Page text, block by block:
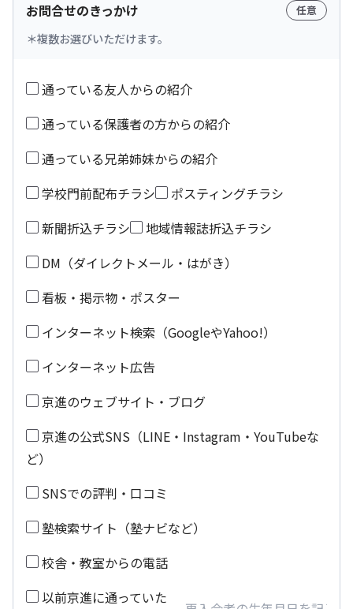
お問合せのきっかけ 任意
複数お選びいただけます。
通っている友人からの紹介
通っている保護者の方からの紹介
通っている兄弟姉妹からの紹介
学校門前配布チラシ
ポスティングチラシ
新聞折込チラシ
地域情報誌折込チラシ
DM（ダイレクトメール・はがき）
看板・掲示物・ポスター
インターネット検索（GoogleやYahoo!）
インターネット広告
京進のウェブサイト・ブログ
京進の公式SNS（LINE・Instagram・YouTubeな
ど）
SNSでの評判・口コミ
塾検索サイト（塾ナビなど）
校舎・教室からの電話
以前京進に通っていた